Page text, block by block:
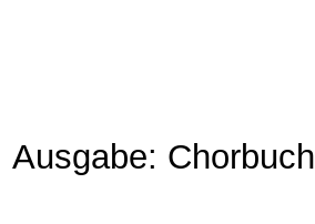
Ausgabe: Chorbuch